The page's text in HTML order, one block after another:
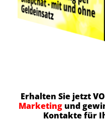
Erhalten Sie jetzt
Marketingund
Kontakte für